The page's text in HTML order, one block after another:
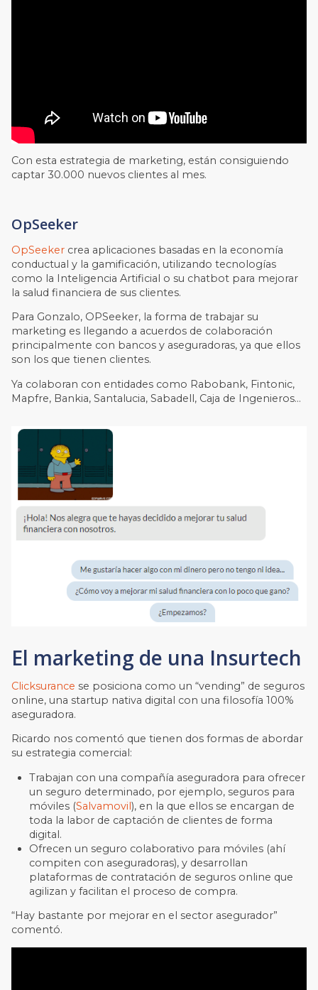
Con esta estrategia de marketing, están consiguiendo
captar 30.000 nuevos clientes al mes.
OpSeeker
OpSeeker crea aplicaciones basadas en la economía
conductual y la gamificación, utilizando tecnologías
como la Inteligencia Artificial o su chatbot para mejorar
la salud financiera de sus clientes.
Para Gonzalo, OPSeeker, la forma de trabajar su
marketing es llegando a acuerdos de colaboración
principalmente con bancos y aseguradoras, ya que ellos
son los que tienen clientes.
Ya colaboran con entidades como Rabobank, Fintonic,
Mapfre, Bankia, Santalucia, Sabadell, Caja de Ingenieros…
El marketing de una Insurtech
Clicksurance se posiciona como un “vending” de seguros
online, una startup nativa digital con una filosofía 100%
aseguradora.
Ricardo nos comentó que tienen dos formas de abordar
su estrategia comercial:
Trabajan con una compañía aseguradora para ofrecer
un seguro determinado, por ejemplo, seguros para
móviles (Salvamovil), en la que ellos se encargan de
toda la labor de captación de clientes de forma
digital.
Ofrecen un seguro colaborativo para móviles (ahí
compiten con aseguradoras), y desarrollan
plataformas de contratación de seguros online que
agilizan y facilitan el proceso de compra.
“Hay bastante por mejorar en el sector asegurador”
comentó.